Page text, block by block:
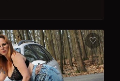
♡